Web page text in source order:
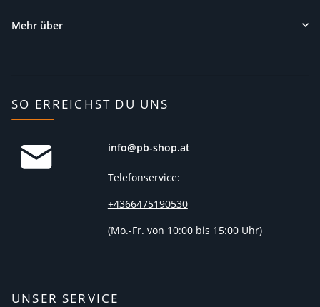
Mehr über
SO ERREICHST DU UNS
info@pb-shop.at
Telefonservice:
+4366475190530
(Mo.-Fr. von 10:00 bis 15:00 Uhr)
UNSER SERVICE